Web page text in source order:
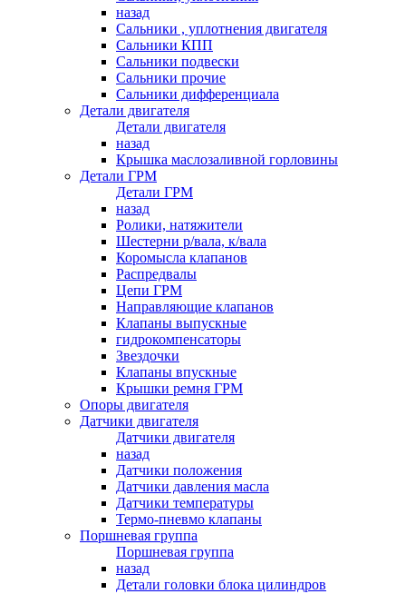
назад
Сальники , уплотнения двигателя
Сальники КПП
Сальники подвески
Сальники прочие
Сальники дифференциала
Детали двигателя
Детали двигателя
назад
Крышка маслозаливной горловины
Детали ГРМ
Детали ГРМ
назад
Ролики, натяжители
Шестерни р/вала, к/вала
Коромысла клапанов
Распредвалы
Цепи ГРМ
Направляющие клапанов
Клапаны выпускные
гидрокомпенсаторы
Звездочки
Клапаны впускные
Крышки ремня ГРМ
Опоры двигателя
Датчики двигателя
Датчики двигателя
назад
Датчики положения
Датчики давления масла
Датчики температуры
Термо-пневмо клапаны
Поршневая группа
Поршневая группа
назад
Детали головки блока цилиндров